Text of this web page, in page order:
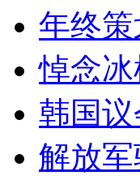
年终
悼念
韩国
解放